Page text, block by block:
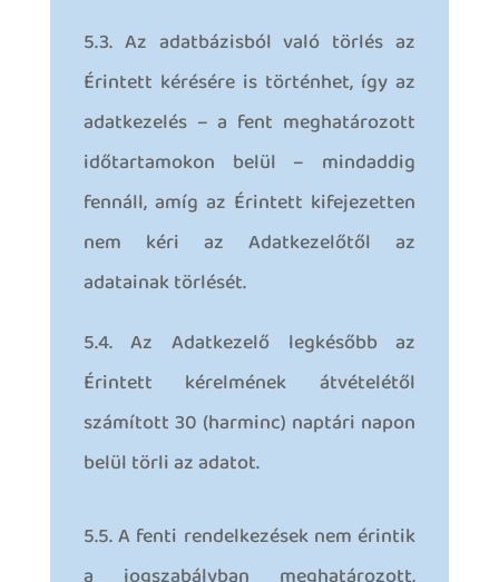
5.3. Az adatbázisból való törlés az
Érintett kérésére is történhet, így az
adatkezelés – a fent meghatározott
időtartamokon belül – mindaddig
fennáll, amíg az Érintett kifejezetten
nem kéri az Adatkezelőtől az
adatainak törlését.
5.4. Az Adatkezelő legkésőbb az
Érintett kérelmének átvételétől
számított 30 (harminc) naptári napon
belül törli az adatot.
5.5. A fenti rendelkezések nem érintik